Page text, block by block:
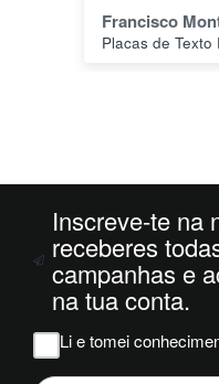
do
João Alves
Inscreve-te na
receberes
campanhas e
na tua conta.
Li e tomei